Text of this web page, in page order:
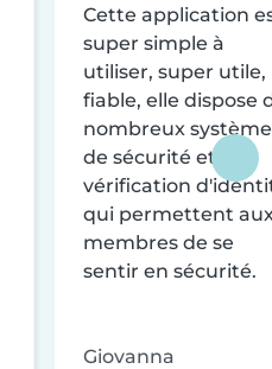
Cette application
super simple à
utiliser, super utile,
fiable, elle dispose
nombreux
de sécurité et de
vérification
qui permettent
membres de se
sentir en sécurité.
Giovanna